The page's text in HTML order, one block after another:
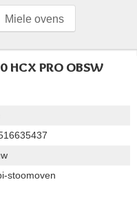
Miele ovens
PRO OBSW
stoomoven